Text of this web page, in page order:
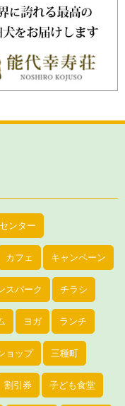
ンター
カフェ キャンペーン
スパーク チラシ
ヨガ ランチ
ョップ 三種町
割引券 子ども食堂